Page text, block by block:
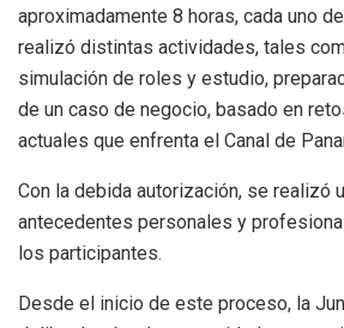
aproximadamente 8 horas, cada uno
realizó distintas actividades, tales
simulación de roles y estudio,
de un caso de negocio, basado en
actuales que enfrenta el Canal de
Con la debida autorización, se realizó
antecedentes personales y
los participantes.
Desde el inicio de este proceso, la